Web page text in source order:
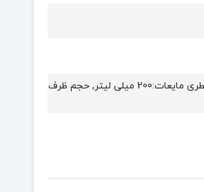
ابعاد بطری مایعات: 3.5×6.5×13.5 سانتی متر, ابعاد ظرف ادویه: 5.7×7.4 سانتی متر, جنس ظروف: PP خوراکی (پلی پروپلین ), حجم بطری مایعات:200 میلی لیتر, حجم ظرف